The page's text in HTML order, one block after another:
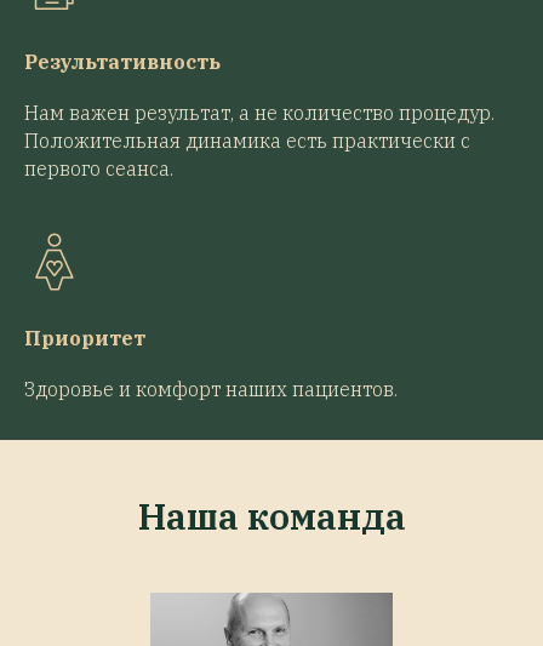
Результативность
Нам важен результат, а не количество процедур.
Положительная динамика есть практически с
первого сеанса.
Приоритет
Здоровье и комфорт наших пациентов.
Наша команда